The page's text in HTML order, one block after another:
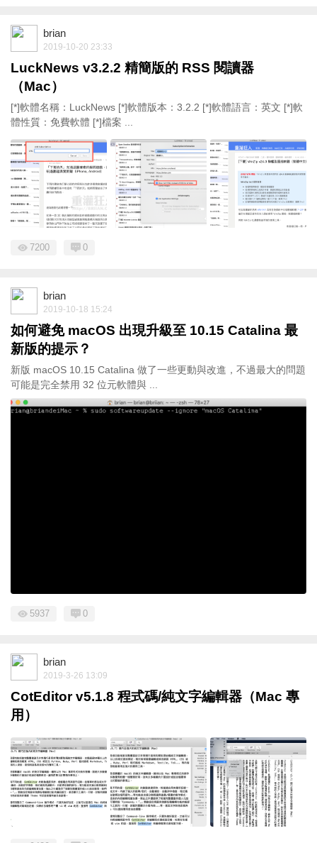
brian
2019-10-20 23:33
LuckNews v3.2.2 精簡版的 RSS 閱讀器
（Mac）
[*]軟體名稱：LuckNews [*]軟體版本：3.2.2 [*]軟體語言：英文 [*]軟
體性質：免費軟體 [*]檔案 ...
7200 0
brian
2019-10-18 15:24
如何避免 macOS 出現升級至 10.15 Catalina 最
新版的提示？
新版 macOS 10.15 Catalina 做了一些更動與改進，不過最大的問題
可能是完全禁用 32 位元軟體與 ...
5937 0
brian
2019-3-26 13:09
CotEditor v5.1.8 程式碼/純文字編輯器（Mac 專
用）